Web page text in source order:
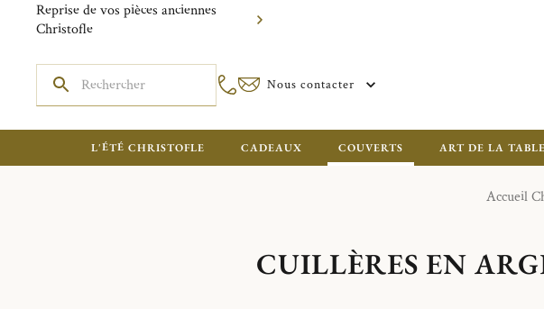
Reprise de vos pièces anciennes
Christofle
Nous contacter
L'ÉTÉ CHRISTOFLE CADEAUX COUVERTS ART DE LA TABLE
Accueil
CUILLÈRES EN